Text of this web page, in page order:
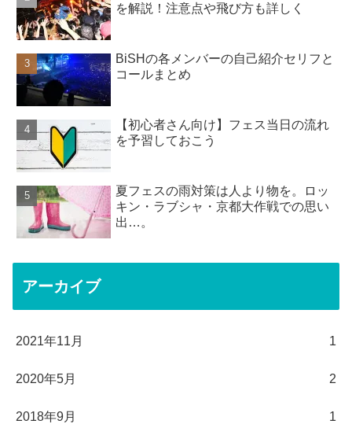
を解説！注意点や飛び方も詳しく
BiSHの各メンバーの自己紹介セリフと
コールまとめ
【初心者さん向け】フェス当日の流れ
を予習しておこう
夏フェスの雨対策は人より物を。ロッ
キン・ラブシャ・京都大作戦での思い
出…。
アーカイブ
2021年11月 1
2020年5月 2
2018年9月 1